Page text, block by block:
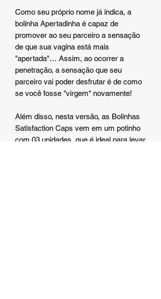
Como seu próprio nome já indica, a
bolinha Apertadinha é capaz de
promover ao seu parceiro a sensação
de que sua vagina está mais
"apertada"… Assim, ao ocorrer a
penetração, a sensação que seu
parceiro vai poder desfrutar é de como
se você fosse "virgem" novamente!
Além disso, nesta versão, as Bolinhas
Satisfaction Caps vem em um potinho
com 03 unidades, que é ideal para levar